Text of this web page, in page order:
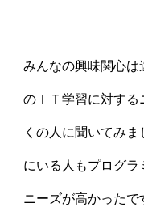
みんなの興味関心
のＩＴ学習に対す
くの人に聞いてみ
にいる人もプログ
ニーズが高かったで